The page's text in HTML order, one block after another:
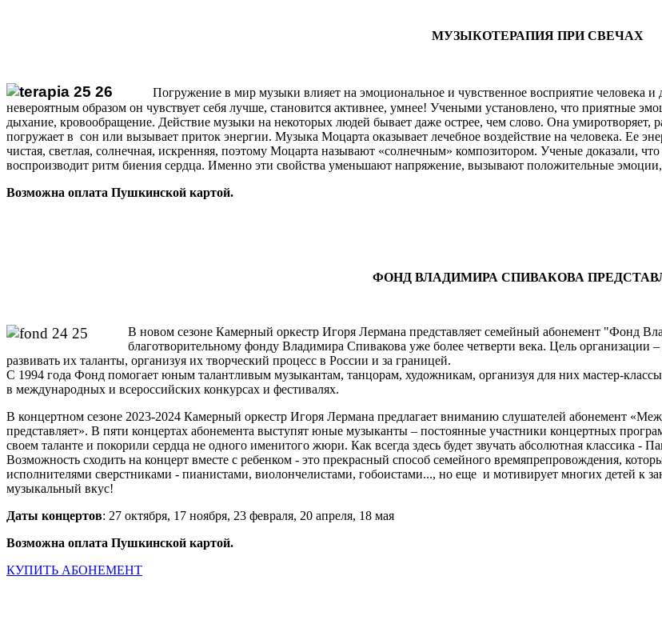
МУЗЫКОТЕРАПИЯ ПРИ СВЕЧАХ
Погружение в мир музыки влияет на эмоциональное и чувственное восприятие
невероятным образом он чувствует себя лучше, становится активнее, умнее! Учеными установлено, что приятные
дыхание, кровообращение. Действие музыки на некоторых людей бывает даже острее, чем слово. Она умиротворяет,
погружает в сон или вызывает приток энергии. Музыка Моцарта оказывает лечебное воздействие на человека. Ее
чистая, светлая, солнечная, искренняя, поэтому Моцарта называют «солнечным» композитором. Ученые доказали,
воспроизводит ритм биения сердца. Именно эти свойства уменьшают напряжение, вызывают положительные
Возможна оплата Пушкинской картой.
ФОНД ВЛАДИМИРА СПИВАКОВА
В новом сезоне Камерный оркестр Игоря Лермана представляет семейный абонемент "Фонд
благотворительному фонду Владимира Спивакова уже более четверти века. Цель организации
развивать их таланты, организуя их творческий процесс в России и за границей.
С 1994 года Фонд помогает юным талантливым музыкантам, танцорам, художникам, организуя для них мастер-
в международных и всероссийских конкурсах и фестивалях.
В концертном сезоне 2023-2024 Камерный оркестр Игоря Лермана предлагает вниманию слушателей абонемент
представляет». В пяти концертах абонемента выступят юные музыканты – постоянные участники концертных
своем таланте и покорили сердца не одного именитого жюри. Как всегда здесь будет звучать абсолютная классика
Возможность сходить на концерт вместе с ребенком - это прекрасный способ семейного времяпрепровождения,
исполнителями сверстниками - пианистами, виолончелистами, гобоистами..., но еще и мотивирует многих детей к
музыкальный вкус!
Даты концертов: 27 октября, 17 ноября, 23 февраля, 20 апреля, 18 мая
Возможна оплата Пушкинской картой.
КУПИТЬ АБОНЕМЕНТ